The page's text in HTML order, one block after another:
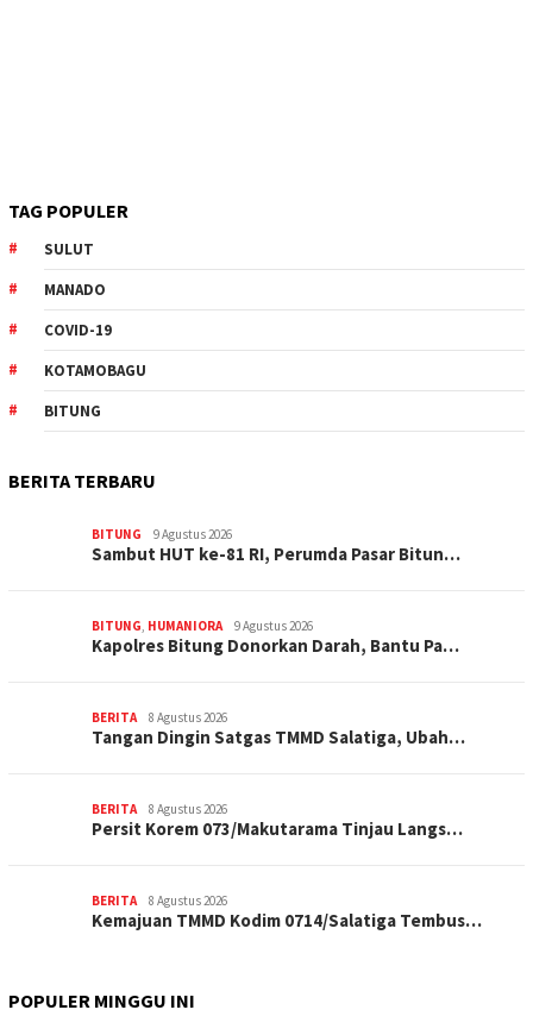
TAG POPULER
SULUT
MANADO
COVID-19
KOTAMOBAGU
BITUNG
BERITA TERBARU
BITUNG 9 Agustus 2026
Sambut HUT ke-81 RI, Perumda Pasar Bitun…
BITUNG HUMANIORA 9 Agustus 2026
Kapolres Bitung Donorkan Darah, Bantu Pa…
BERITA 8 Agustus 2026
Tangan Dingin Satgas TMMD Salatiga, Ubah…
BERITA 8 Agustus 2026
Persit Korem 073/Makutarama Tinjau Langs…
BERITA 8 Agustus 2026
Kemajuan TMMD Kodim 0714/Salatiga Tembus…
POPULER MINGGU INI